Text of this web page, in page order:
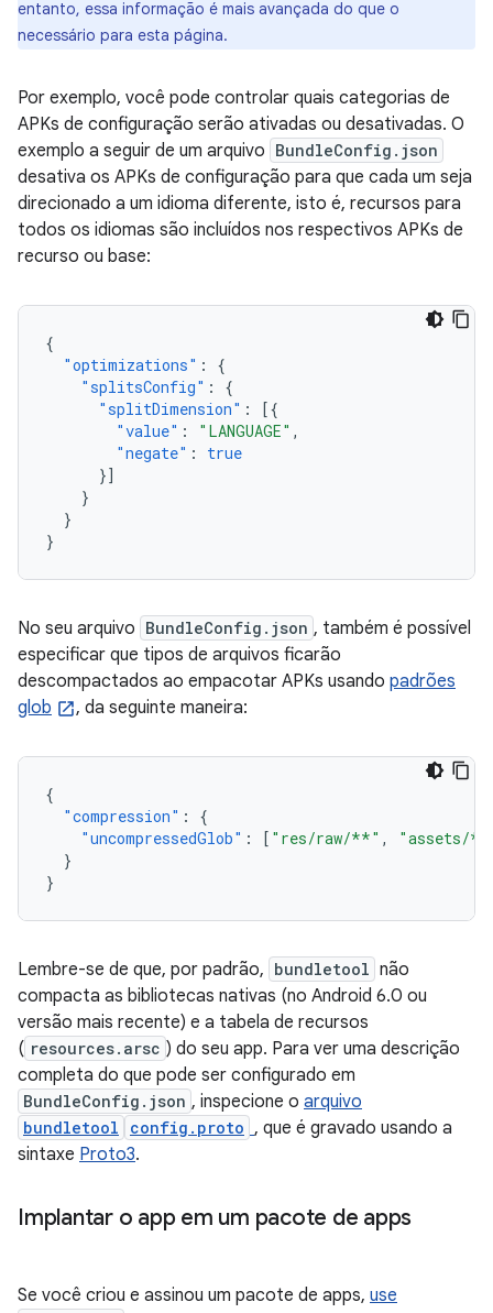
entanto, essa informação é mais avançada do que o
necessário para esta página.
Por exemplo, você pode controlar quais categorias de
APKs de configuração serão ativadas ou desativadas. O
exemplo a seguir de um arquivo BundleConfig.json
desativa os APKs de configuração para que cada um seja
direcionado a um idioma diferente, isto é, recursos para
todos os idiomas são incluídos nos respectivos APKs de
recurso ou base:
{
"optimizations" :
{
"splitsConfig" :
{
"splitDimension" :
[{
"value" : "LANGUAGE" ,
"negate" :
true
}]
}
}
}
No seu arquivo BundleConfig.json , também é possível
especificar que tipos de arquivos ficarão
descompactados ao empacotar APKs usando padrões
glob
, da seguinte maneira:
{
"compression" :
{
"uncompressedGlob" : [ "res/raw/**" ,
"assets/
}
}
Lembre-se de que, por padrão, bundletool não
compacta as bibliotecas nativas (no Android 6.0 ou
versão mais recente) e a tabela de recursos
( resources.arsc ) do seu app. Para ver uma descrição
completa do que pode ser configurado em
BundleConfig.json , inspecione o arquivo
bundletool config.proto , que é gravado usando a
sintaxe Proto3.
Implantar o app em um pacote de apps
Se você criou e assinou um pacote de apps, use